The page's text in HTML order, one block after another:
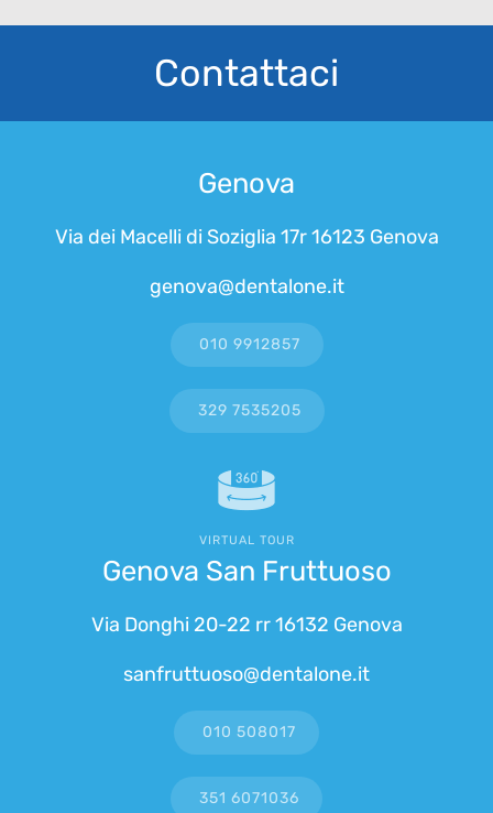
Contattaci
Genova
Via dei Macelli di Soziglia 17r 16123 Genova
genova@dentalone.it
010 9912857
329 7535205
VIRTUAL TOUR
Genova San Fruttuoso
Via Donghi 20-22 rr 16132 Genova
sanfruttuoso@dentalone.it
010 508017
351 6071036